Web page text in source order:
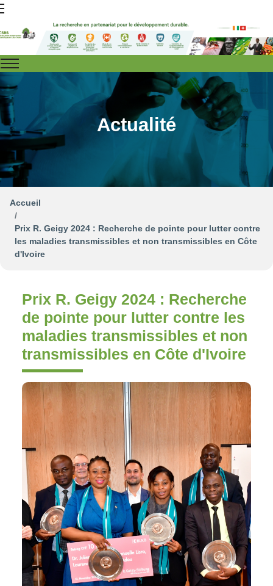
Actualité
Accueil
Prix R. Geigy 2024 : Recherche de pointe pour lutter contre
les maladies transmissibles et non transmissibles en Côte
d'Ivoire
Prix R. Geigy 2024 : Recherche
de pointe pour lutter contre les
maladies transmissibles et non
transmissibles en Côte d'Ivoire